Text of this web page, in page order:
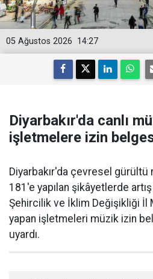
14:27
05 Ağustos 2026
Diyarbakır'da canlı
işletmelere izin
Diyarbakır'da çevresel gürültü
181'e yapılan şikâyetlerde
Şehircilik ve İklim Değişikliği İl
yapan işletmeleri müzik izin
uyardı.